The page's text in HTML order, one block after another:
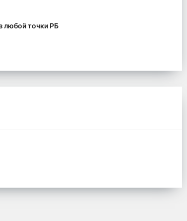
любой точки РБ